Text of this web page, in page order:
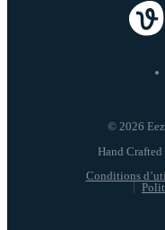
© 2026
Conditions